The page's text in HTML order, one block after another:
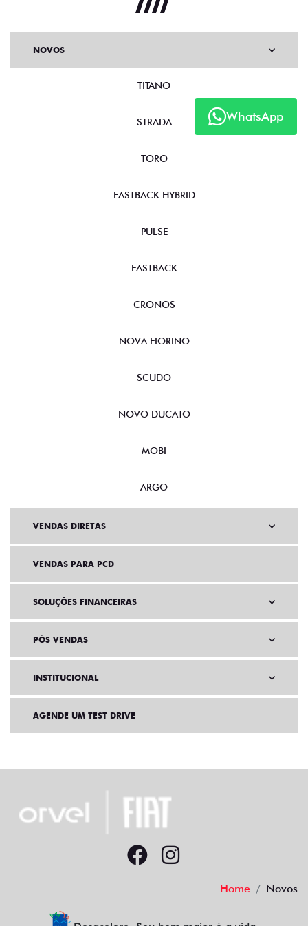
WhatsApp
NOVOS
TITANO
STRADA
TORO
FASTBACK HYBRID
PULSE
FASTBACK
CRONOS
NOVA FIORINO
SCUDO
NOVO DUCATO
MOBI
ARGO
VENDAS DIRETAS
VENDAS PARA PCD
SOLUÇÕES FINANCEIRAS
PÓS VENDAS
INSTITUCIONAL
AGENDE UM TEST DRIVE
Home Novos